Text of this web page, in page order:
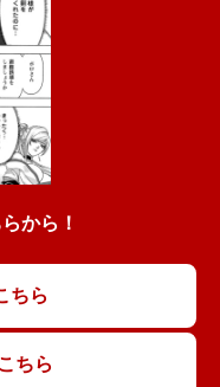
から！
ちら
ちら